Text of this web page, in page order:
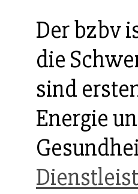
Der bzbv
die
sind
Energie